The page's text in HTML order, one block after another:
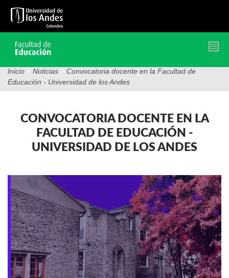
contenido
Inicio / Noticias / Convocatoria docente en la Facultad de
Educación - Universidad de los Andes
CONVOCATORIA DOCENTE EN LA
FACULTAD DE EDUCACIÓN -
UNIVERSIDAD DE LOS ANDES